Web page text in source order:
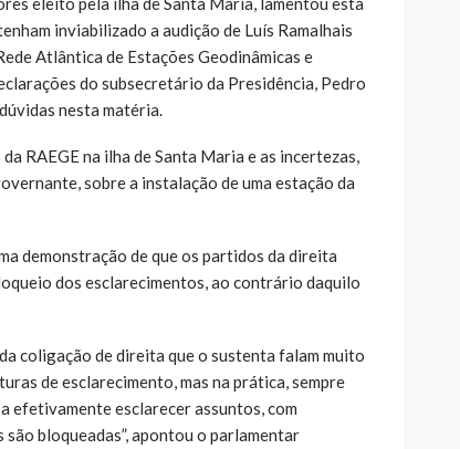
inviabilizado a audição de Luís Ramalhais
Atlântica de Estações Geodinâmicas e
do subsecretário da Presidência, Pedro
nesta matéria.
RAEGE na ilha de Santa Maria e as incertezas,
sobre a instalação de uma estação da
demonstração de que os partidos da direita
dos esclarecimentos, ao contrário daquilo
coligação de direita que o sustenta falam muito
de esclarecimento, mas na prática, sempre
efetivamente esclarecer assuntos, com
bloqueadas”, apontou o parlamentar